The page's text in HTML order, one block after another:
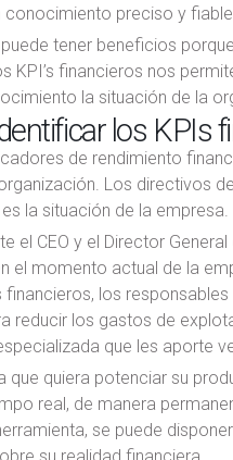
conocimiento preciso y
tener beneficios
KPI’s financieros nos
la situación de la
los KPIs
de rendimiento
Los directivos
la situación de la empresa.
el CEO y el Director
el momento actual de la
financieros, los
reducir los gastos de
que les aporte
que quiera potenciar su
real, de manera
se puede